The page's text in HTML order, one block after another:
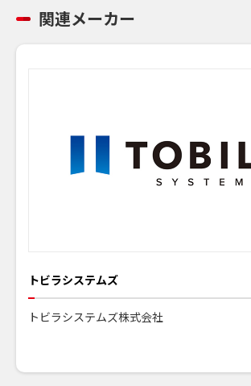
関連メーカー
トビラシステムズ
トビラシステムズ株式会社